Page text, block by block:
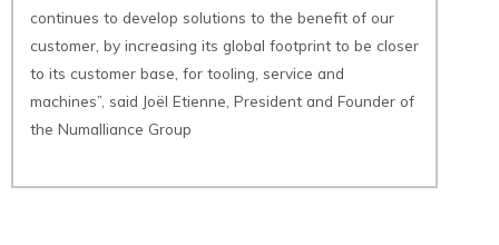
continues to develop solutions to the benefit of our
customer, by increasing its global footprint to be closer
to its customer base, for tooling, service and
machines”, said Joël Etienne, President and Founder of
the Numalliance Group